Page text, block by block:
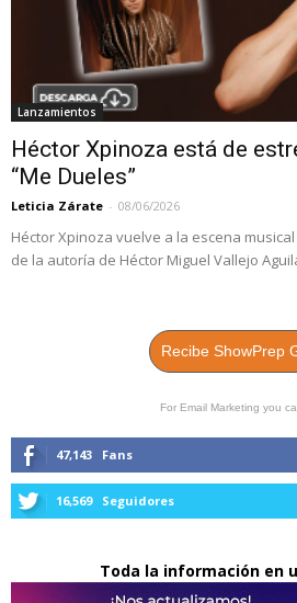
Lanzamientos
Héctor Xpinoza está de
“Me Dueles”
Leticia Zárate - 08/06/2026
Héctor Xpinoza vuelve a la escena
de la autoría de Héctor Miguel Vallejo
Recibe ShowPrep
For Email Marketing you
47,143 Fans
16,569 Seguidores
Toda la información en